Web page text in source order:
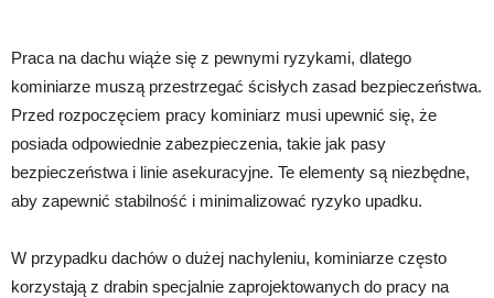
Praca na dachu wiąże się z pewnymi ryzykami, dlatego
kominiarze muszą przestrzegać ścisłych zasad bezpieczeństwa.
Przed rozpoczęciem pracy kominiarz musi upewnić się, że
posiada odpowiednie zabezpieczenia, takie jak pasy
bezpieczeństwa i linie asekuracyjne. Te elementy są niezbędne,
aby zapewnić stabilność i minimalizować ryzyko upadku.
W przypadku dachów o dużej nachyleniu, kominiarze często
korzystają z drabin specjalnie zaprojektowanych do pracy na